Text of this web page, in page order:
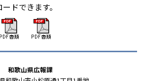
ドできます。
和歌山県広報課